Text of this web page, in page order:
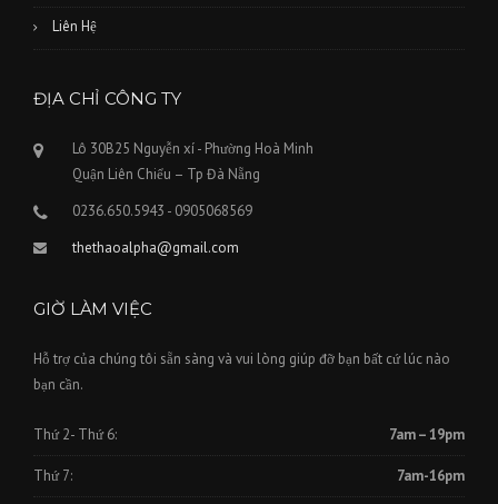
Liên Hệ
ĐỊA CHỈ CÔNG TY
Lô 30B25 Nguyễn xí - Phường Hoà Minh
Quận Liên Chiểu – Tp Đà Nẵng
0236.650.5943 - 0905068569
thethaoalpha@gmail.com
GIỜ LÀM VIỆC
Hỗ trợ của chúng tôi sẵn sàng và vui lòng giúp đỡ bạn bất cứ lúc nào
bạn cần.
Thứ 2- Thứ 6: 7am – 19pm
Thứ 7: 7am-16pm